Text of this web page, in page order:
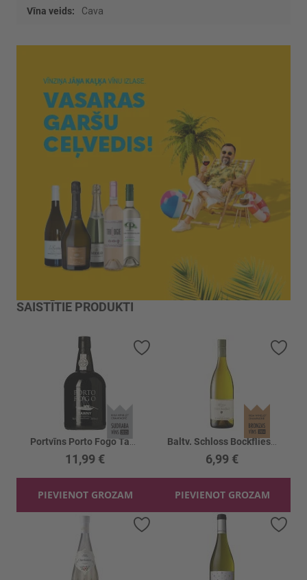
Cava
SAISTĪTIE PRODUKTI
11,99 €
PIEVIENOT GROZAM
6,99 €
PIEVIENOT GROZAM
Pievienot vēlmju sarakstam